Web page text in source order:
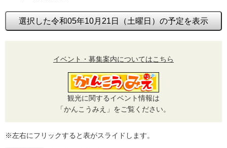
選択した令和05年10月21日（土曜日）の予定を表示
イベント・募集案内についてはこちら
観光に関するイベント情報は
「かんこうみえ」をご覧ください。
※左右にフリックすると表がスライドします。